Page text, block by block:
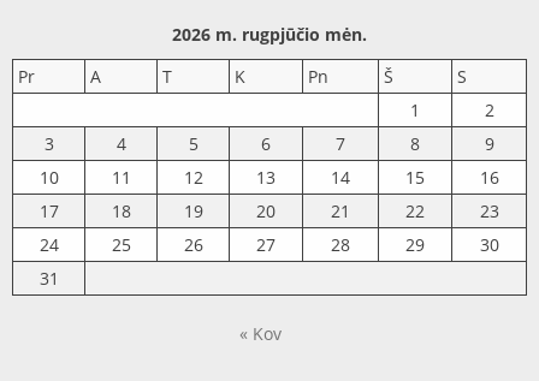
2026 m. rugpjūčio mėn.
Pr
A T K Pn Š
S
1
2
3
4 5 6 7 8
9
10
11 12 13 14 15
16
17
18 19 20 21 22
23
24
25 26 27 28 29
30
31
« Kov